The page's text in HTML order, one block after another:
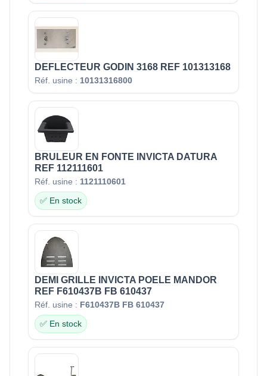
DEFLECTEUR GODIN 3168 REF 101313168
Réf. usine : 10131316800
BRULEUR EN FONTE INVICTA DATURA
REF 112111601
Réf. usine : 1121110601
✅ En stock
DEMI GRILLE INVICTA POELE MANDOR
REF F610437B FB 610437
Réf. usine : F610437B FB 610437
✅ En stock